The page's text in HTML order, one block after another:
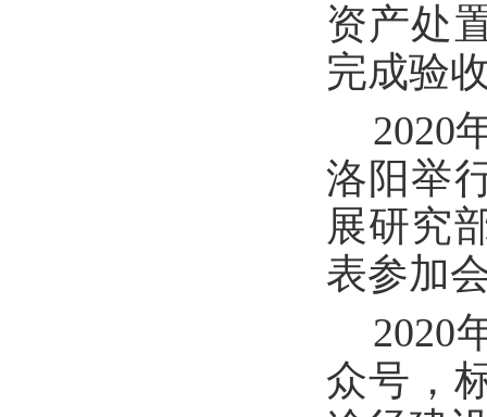
资产处
完成验
2020
洛阳举
展研究
表参加
2020
众号，